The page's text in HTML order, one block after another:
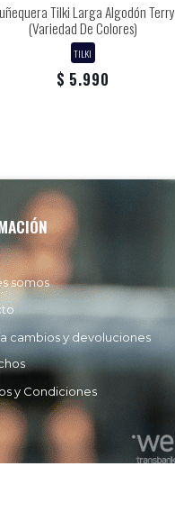
Tilki Larga Algodón Terry
(Variedad De Colores)
TILKI
$ 5.990
somos
cambios y devoluciones
y Condiciones